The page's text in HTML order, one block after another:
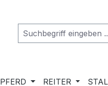
PFERD REITER